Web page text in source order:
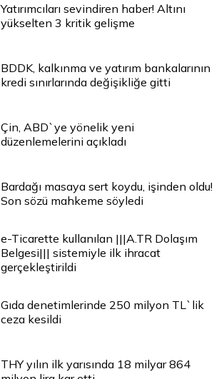
Yatırımcıları sevindiren haber! Altını
yükselten 3 kritik gelişme
BDDK, kalkınma ve yatırım bankalarının
kredi sınırlarında değişikliğe gitti
Çin, ABD`ye yönelik yeni
düzenlemelerini açıkladı
Bardağı masaya sert koydu, işinden oldu!
Son sözü mahkeme söyledi
e-Ticarette kullanılan |||A.TR Dolaşım
Belgesi||| sistemiyle ilk ihracat
gerçekleştirildi
Gıda denetimlerinde 250 milyon TL`lik
ceza kesildi
THY yılın ilk yarısında 18 milyar 864